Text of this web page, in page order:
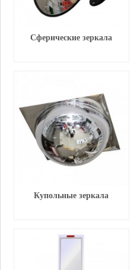
Сферические зеркала
Купольные зеркала